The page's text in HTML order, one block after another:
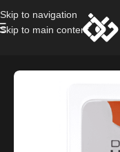
Skip to navigation
Skip to main content